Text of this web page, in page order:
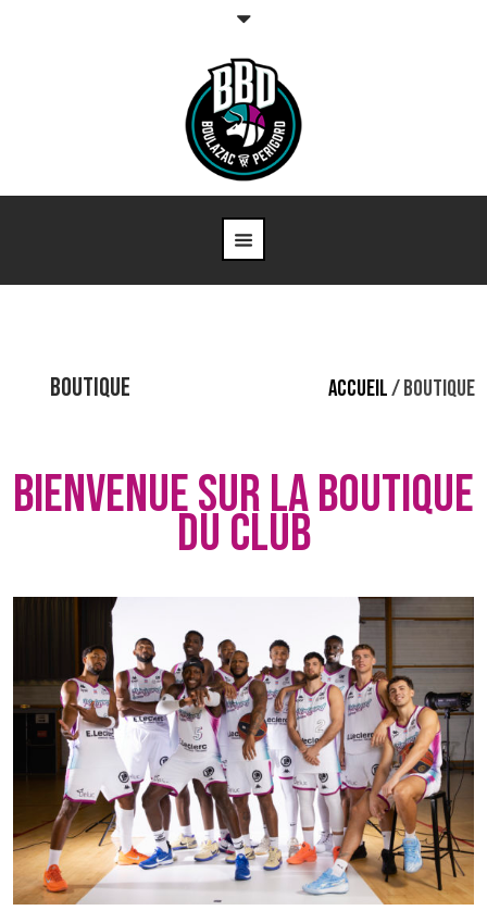
BOUTIQUE ACCUEIL/ BOUTIQUE
BIENVENUE SUR LA BOUTIQUE
DU CLUB